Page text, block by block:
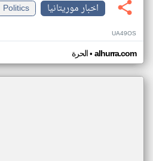
اخبار موريتانيا
Politics
UA49OS
الحرة• alhurra.com